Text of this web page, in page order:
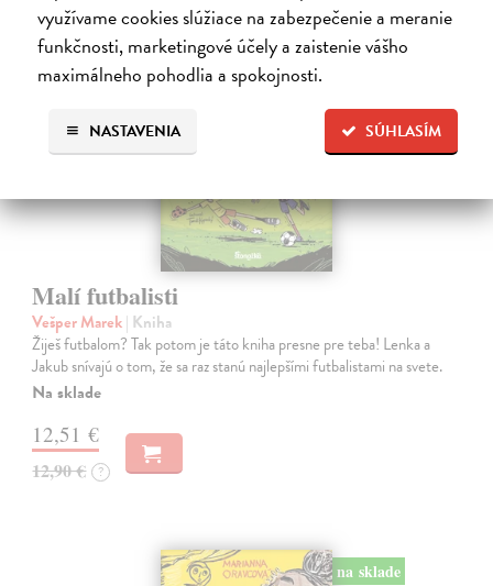
využívame cookies slúžiace na zabezpečenie a meranie
funkčnosti, marketingové účely a zaistenie vášho
maximálneho pohodlia a spokojnosti.
SÚHLASÍM
NASTAVENIA
na sklade
Malí futbalisti
Vešper Marek| Kniha
Žiješ futbalom? Tak potom je táto kniha presne pre teba! Lenka a
Jakub snívajú o tom, že sa raz stanú najlepšími futbalistami na svete.
Na sklade
12,51 €
12,90 € ?
na sklade